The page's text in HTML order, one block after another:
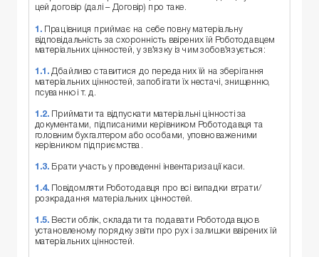
цей договір (далі – Договір) про таке.
1.Працівниця приймає на себе повну матеріальну
відповідальність за схоронність ввірених їй Роботодавцем
матеріальних цінностей, у зв’язку із чим зобов’язується:
1.1.Дбайливо ставитися до переданих їй на зберігання
матеріальних цінностей, запобігати їх нестачі, знищенню,
псуванню і т. д.
1.2. Приймати та відпускати матеріальні цінності за
документами, підписаними керівником Роботодавця та
головним бухгалтером або особами, уповноваженими
керівником підприємства.
1.3.Брати участь у проведенні інвентаризації каси.
1.4.Повідомляти Роботодавця про всі випадки втрати/
розкрадання матеріальних цінностей.
1.5.Вести облік, складати та подавати Роботодавцю в
установленому порядку звіти про рух і залишки ввірених їй
матеріальних цінностей.